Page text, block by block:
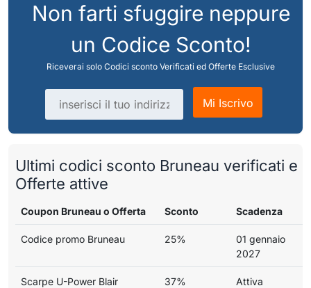
Non farti sfuggire neppure
un Codice Sconto!
Riceverai solo Codici sconto Verificati ed Offerte Esclusive
Indirizzo email
Mi Iscrivo
Ultimi codici sconto Bruneau verificati e
Offerte attive
Coupon Bruneau o Offerta Sconto Scadenza
Codice promo Bruneau 25%
01 gennaio
2027
Scarpe U-Power Blair
37% Attiva